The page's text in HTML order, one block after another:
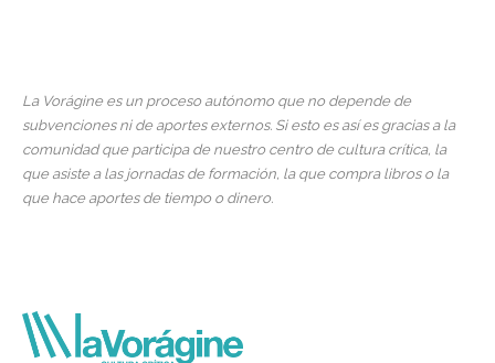
La Vorágine es un proceso autónomo que no depende de
subvenciones ni de aportes externos. Si esto es así es gracias a la
comunidad que participa de nuestro centro de cultura crítica, la
que asiste a las jornadas de formación, la que compra libros o la
que hace aportes de tiempo o dinero.